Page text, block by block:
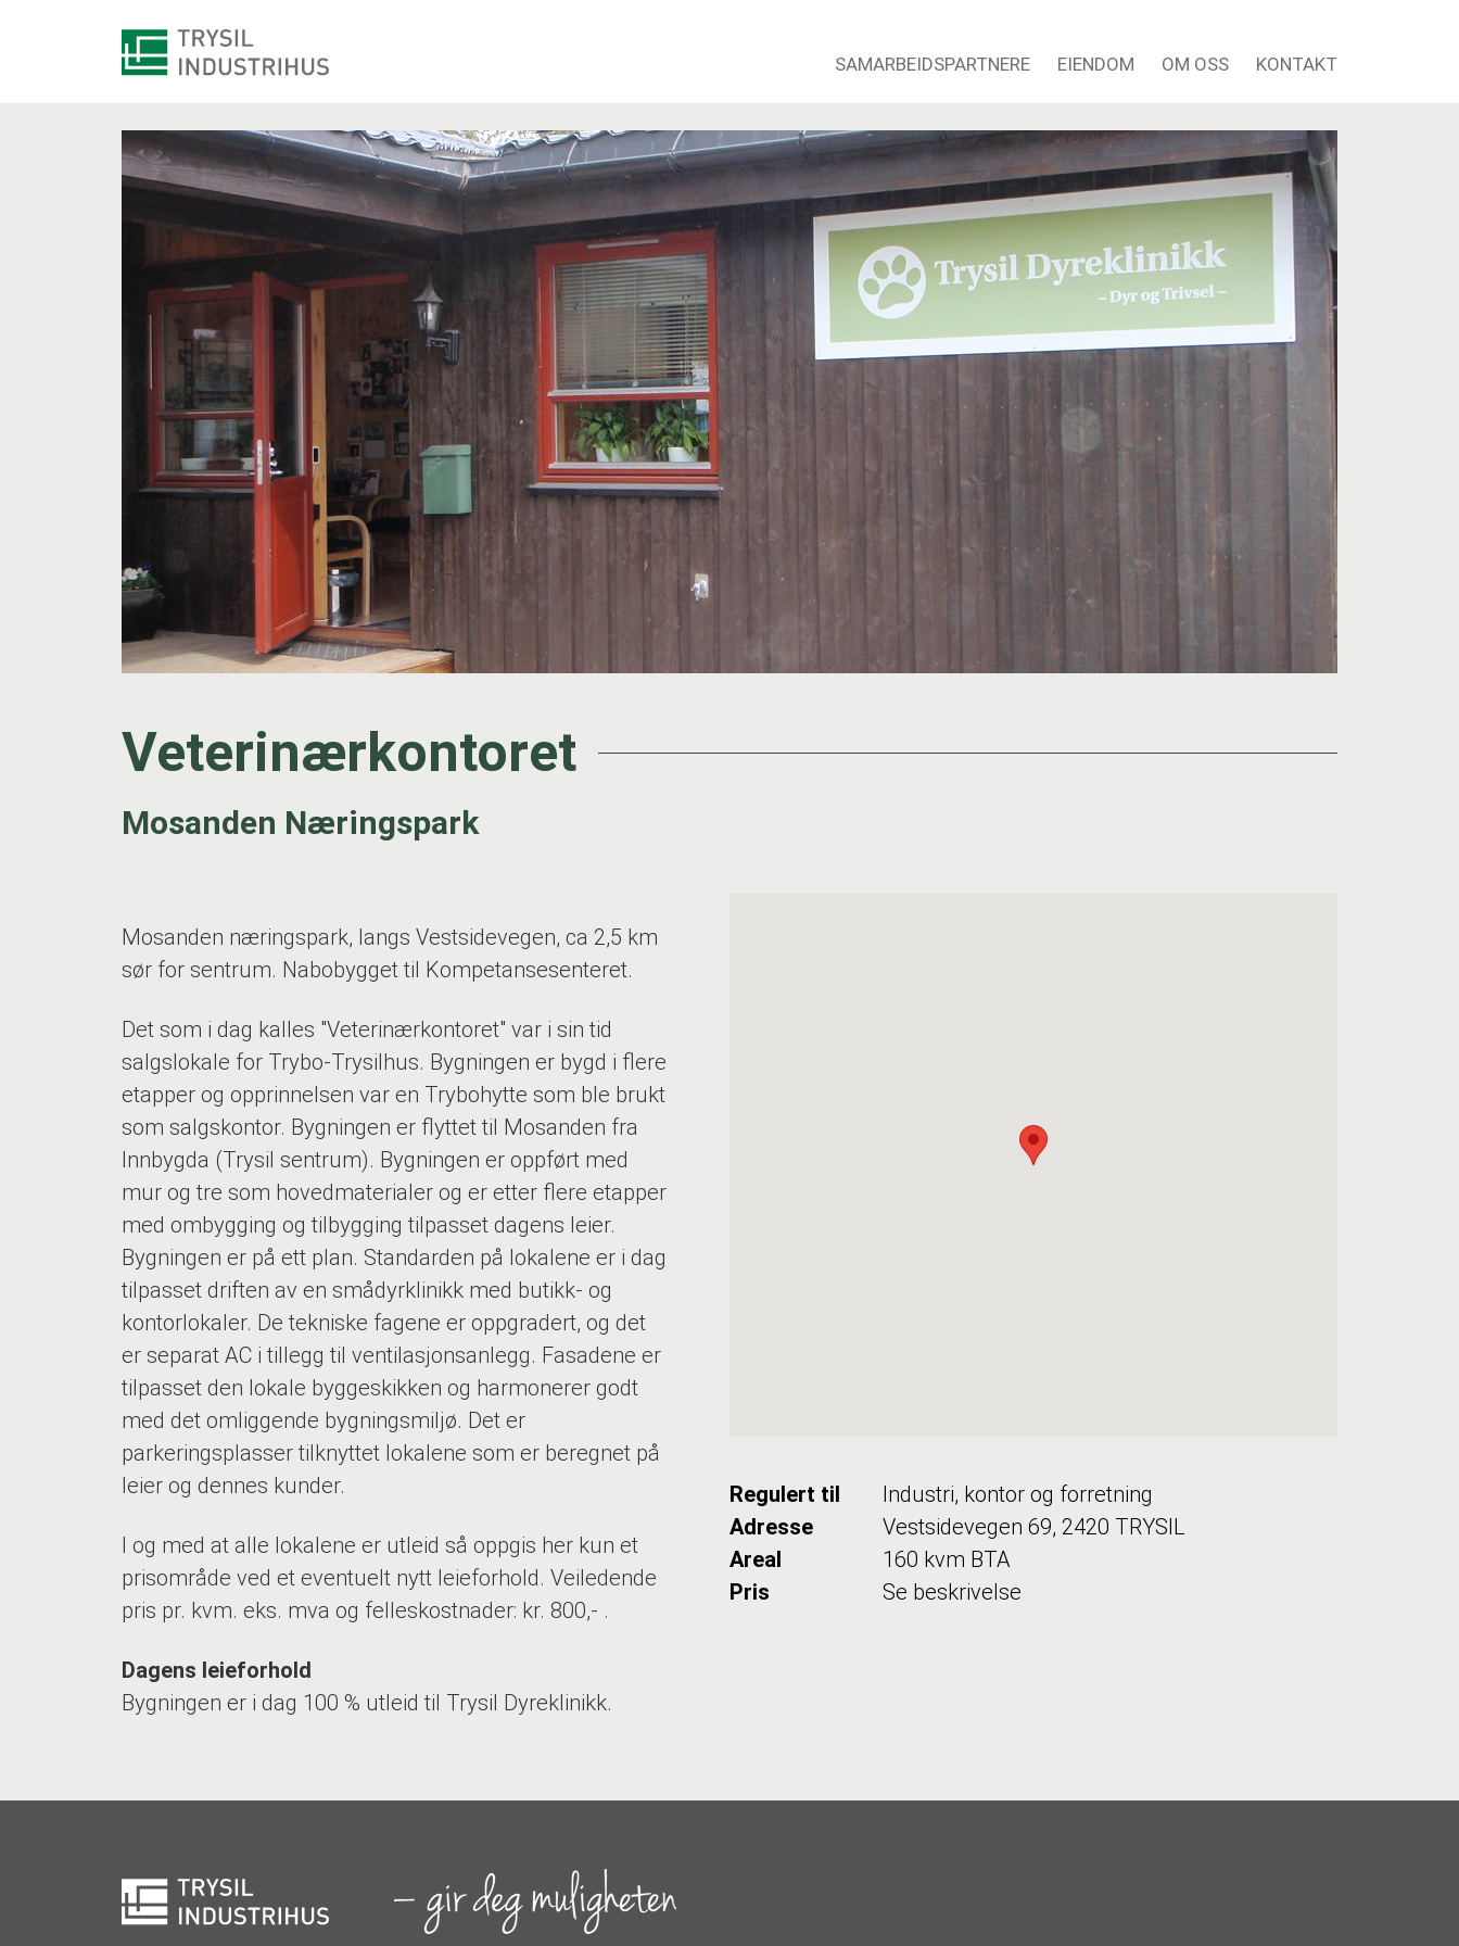
SAMARBEIDSPARTNERE EIENDOM OM OSS KONTAKT
Veterinærkontoret
Mosanden Næringspark
Mosanden næringspark, langs Vestsidevegen, ca 2,5 km
sør for sentrum. Nabobygget til Kompetansesenteret.
Det som i dag kalles "Veterinærkontoret" var i sin tid
salgslokale for Trybo-Trysilhus. Bygningen er bygd i flere
etapper og opprinnelsen var en Trybohytte som ble brukt
som salgskontor. Bygningen er flyttet til Mosanden fra
Innbygda (Trysil sentrum). Bygningen er oppført med
mur og tre som hovedmaterialer og er etter flere etapper
med ombygging og tilbygging tilpasset dagens leier.
Bygningen er på ett plan. Standarden på lokalene er i dag
tilpasset driften av en smådyrklinikk med butikk- og
kontorlokaler. De tekniske fagene er oppgradert, og det
er separat AC i tillegg til ventilasjonsanlegg. Fasadene er
tilpasset den lokale byggeskikken og harmonerer godt
med det omliggende bygningsmiljø. Det er
parkeringsplasser tilknyttet lokalene som er beregnet på
leier og dennes kunder.
I og med at alle lokalene er utleid så oppgis her kun et
prisområde ved et eventuelt nytt leieforhold. Veiledende
pris pr. kvm. eks. mva og felleskostnader: kr. 800,- .
Dagens leieforhold
Bygningen er i dag 100 % utleid til Trysil Dyreklinikk.
Regulert til
Industri, kontor og forretning
Adresse
Vestsidevegen 69, 2420 TRYSIL
Areal
160 kvm BTA
Pris
Se beskrivelse